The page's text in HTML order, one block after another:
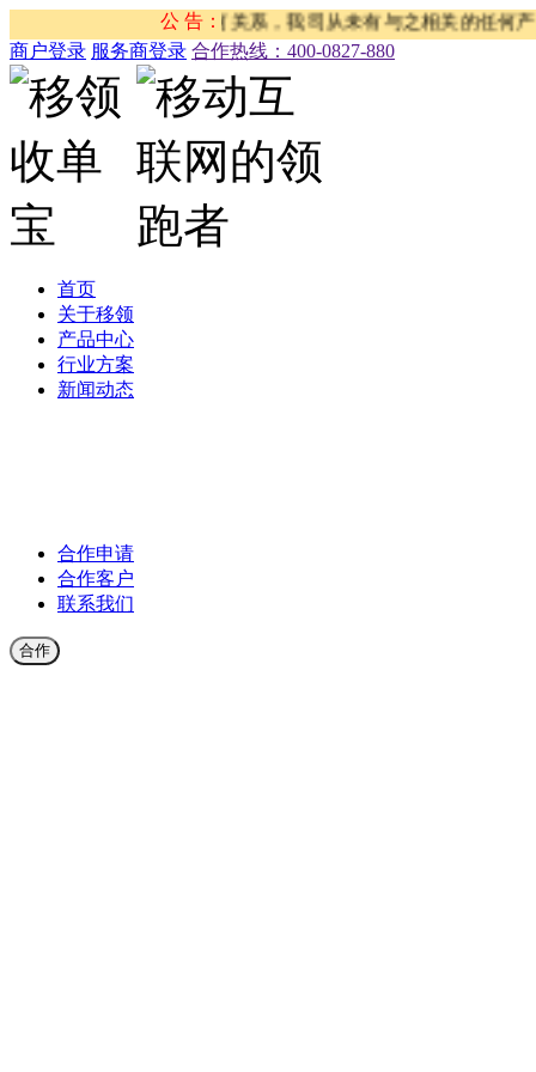
公 告：
我司没有任何关系，我司从未有与之相关的任何产
商户登录 服务商登录 合作热线：‭400-0827-880
首页
关于移领
产品中心
行业方案
新闻动态
合作申请
合作客户
联系我们
合作